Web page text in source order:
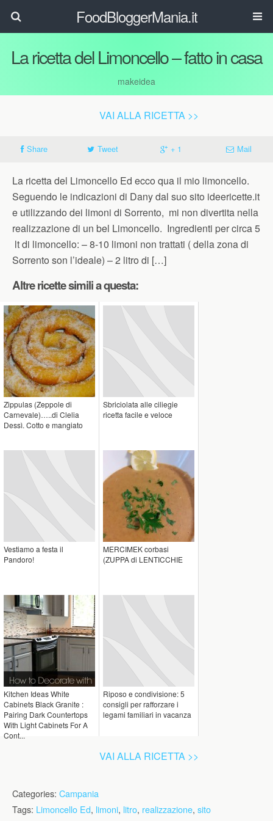
FoodBloggerMania.it
La ricetta del Limoncello – fatto in casa
makeidea
VAI ALLA RICETTA >>
Share Tweet + 1 Mail
La ricetta del Limoncello Ed ecco qua il mio limoncello.
Seguendo le indicazioni di Dany dal suo sito ideericette.it
e utilizzando dei limoni di Sorrento, mi non divertita nella
realizzazione di un bel Limoncello. Ingredienti per circa 5
lt di limoncello: – 8-10 limoni non trattati ( della zona di
Sorrento son l’ideale) – 2 litro di […]
Altre ricette simili a questa:
Zippulas (Zeppole di
Carnevale)…..di Clelia
Dessì. Cotto e mangiato
Sbriciolata alle ciliegie
ricetta facile e veloce
Vestiamo a festa il
Pandoro!
MERCIMEK corbasi
(ZUPPA di LENTICCHIE
Kitchen Ideas White
Cabinets Black Granite :
Pairing Dark Countertops
With Light Cabinets For A
Cont...
Riposo e condivisione: 5
consigli per rafforzare i
legami familiari in vacanza
VAI ALLA RICETTA >>
Categories: Campania
Tags: Limoncello Ed, limoni, litro, realizzazione, sito